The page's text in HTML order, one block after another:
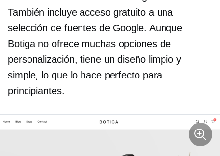
También incluye acceso gratuito a una
selección de fuentes de Google. Aunque
Botiga no ofrece muchas opciones de
personalización, tiene un diseño limpio y
simple, lo que lo hace perfecto para
principiantes.